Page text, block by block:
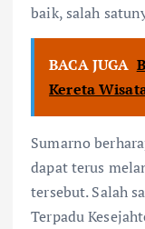
baik, salah
BACA JUGA
Kereta
Sumarno
dapat terus
tersebut. Salah
Terpadu